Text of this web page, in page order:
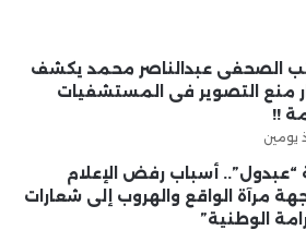
الصحفى عبدالناصر محمد يكشف
منع التصوير فى المستشفيات
!!
يومين
“عبدول”.. أسباب رفض الإعلام
مرآة الواقع والهروب إلى شعارات
الوطنية”